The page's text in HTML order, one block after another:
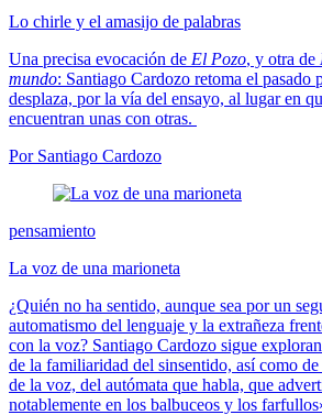
Lo chirle y el amasijo de palabras
Una precisa evocación de El Pozo, y otra de
mundo: Santiago Cardozo retoma el pasado
desplaza, por la vía del ensayo, al lugar en
encuentran unas con otras.
Por Santiago Cardozo
pensamiento
La voz de una marioneta
¿Quién no ha sentido, aunque sea por un
automatismo del lenguaje y la extrañeza
con la voz? Santiago Cardozo sigue
de la familiaridad del sinsentido, así como
de la voz, del autómata que habla, que
notablemente en los balbuceos y los